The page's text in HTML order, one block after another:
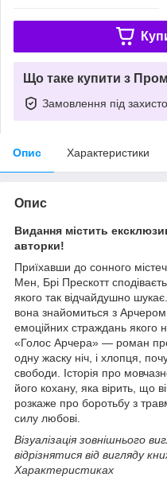
Що таке купити з
Замовлення під
Опис Характеристики
Опис
Видання містить
авторки!
Приїхавши до сонного
Мен, Брі Прескотт
якого так відчайдушно
вона знайомиться з
емоційних страждань якого
«Голос Арчера» — роман про
одну жаску ніч, і хлопця,
свободи. Історія про
його кохану, яка вірить, що
розкаже про боротьбу з
силу любові.
Візуалізація зовнішнього
відрізнятися від вигляду
Характеристиках